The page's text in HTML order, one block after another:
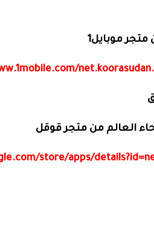
متجر موبايل1
العالم من متجر قوقل
store/apps/